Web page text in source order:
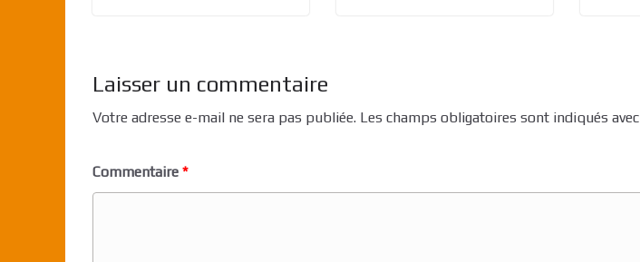
Laisser un commentaire
Votre adresse e-mail ne sera pas publiée. Les champs obligatoires sont indiqués avec
Commentaire *